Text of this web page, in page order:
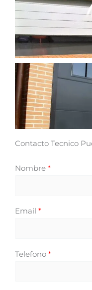
Contacto Tecnico
Nombre *
Email *
Telefono *